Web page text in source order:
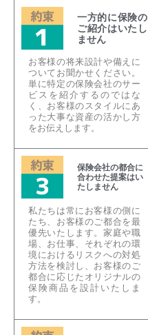
一方的に保険の
ご紹介はいたし
ません
お客様の将来設計や備えに
ついてお聞かせください。
単に特定の保険会社のサー
ビスを紹介するのではな
く、お客様のスタイルにあ
った大事な資産の活かし方
をお伝えします。
保険会社の都合に
合わせた提案はい
たしません
私たちは常にお客様の側に
たち、お客様のご都合を最
優先いたします。家庭や職
場、お仕事、それぞれの環
境におけるリスクへの対処
方法を検討し、お客様のご
都合に応じたオリジナルの
保険商品を設計いたしま
す。